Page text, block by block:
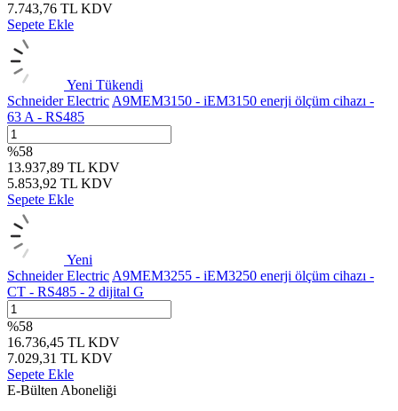
7.743,76 TL KDV
Sepete Ekle
Yeni Tükendi
Schneider Electric A9MEM3150 - iEM3150 enerji ölçüm cihazı -
63 A - RS485
%58
13.937,89 TL KDV
5.853,92 TL KDV
Sepete Ekle
Yeni
Schneider Electric A9MEM3255 - iEM3250 enerji ölçüm cihazı -
CT - RS485 - 2 dijital G
%58
16.736,45 TL KDV
7.029,31 TL KDV
Sepete Ekle
E-Bülten Aboneliği